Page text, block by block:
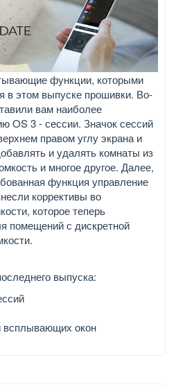
функции, которыми
в этом выпуске прошивки. Во-
вам наиболее
OS 3 - сессии. Значок сессий
правом углу экрана и
и удалять комнаты из
и многое другое. Далее,
функция управление
коррективы во
которое теперь
помещений с дискретной
выпуска:
всплывающих окон